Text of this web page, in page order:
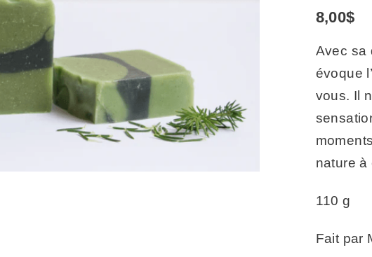
8,00$
Avec sa
évoque
vous. Il
nature à
110 g
Fait par